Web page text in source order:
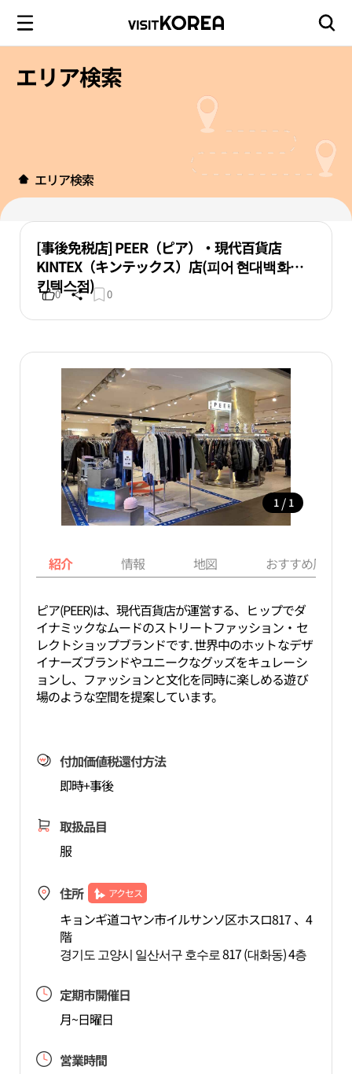
エリア検索
エリア検索
[事後免税店] PEER（ピア）・現代百貨店
KINTEX（キンテックス）店(피어 현대백화점
킨텍스점)
0 0
1 / 1
紹介 情報 地図 おすすめ周辺
ピア(PEER)は、現代百貨店が運営する、ヒップでダ
イナミックなムードのストリートファッション・セ
レクトショップブランドです. 世界中のホットなデザ
イナーズブランドやユニークなグッズをキュレーシ
ョンし、ファッションと文化を同時に楽しめる遊び
場のような空間を提案しています。
付加価値税還付方法
即時+事後
取扱品目
服
住所 アクセス
キョンギ道コヤン市イルサンソ区ホスロ817 、4
階
경기도 고양시 일산서구 호수로 817 (대화동) 4층
定期市開催日
月~日曜日
営業時間